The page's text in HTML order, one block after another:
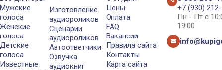
Мужские
голоса
Женские
голоса
Детские
голоса
Известные
Изготовление
аудиороликов
Сценарии
аудиороликов
Автоответчики
Озвучка
аудиокниг
Цены
Оплата
FAQ
Вакансии
Правила сайта
Контакты
Карта сайта
+7 (930)
Пн - Пт с
19:00